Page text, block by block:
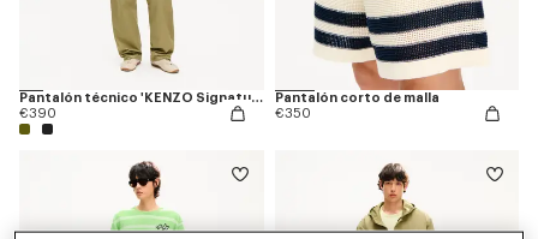
Pantalón técnico 'KENZO Signature'
€390
Pantalón corto de malla
€350